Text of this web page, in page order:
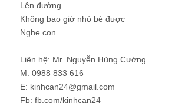
Lên đường
Không bao giờ nhỏ bé được
Nghe con.
Liên hệ: Mr. Nguyễn Hùng Cường
M: 0988 833 616
E: kinhcan24@gmail.com
Fb: fb.com/kinhcan24